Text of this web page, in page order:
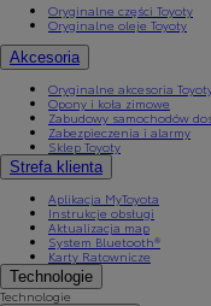
Oryginalne części Toyoty
Oryginalne oleje Toyoty
Akcesoria
Oryginalne akcesoria
Opony i koła zimowe
Zabudowy samochodów
Zabezpieczenia i alarmy
Sklep Toyoty
Strefa klienta
Aplikacja MyToyota
Instrukcje obsługi
Aktualizacja map
System Bluetooth®
Karty Ratownicze
Technologie
Technologie